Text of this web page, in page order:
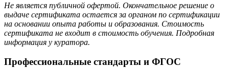
Не является публичной офертой. Окончательное решение о
выдаче сертификата остается за органом по сертификации
на основании опыта работы и образования. Стоимость
сертификата не входит в стоимость обучения. Подробная
информация у куратора.
Профессиональные стандарты и ФГОС